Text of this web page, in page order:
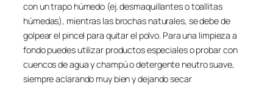
con un trapo húmedo (ej. desmaquillantes o toallitas
húmedas), mientras las brochas naturales, se debe de
golpear el pincel para quitar el polvo. Para una limpieza a
fondo puedes utilizar productos especiales o probar con
cuencos de agua y champú o detergente neutro suave,
siempre aclarando muy bien y dejando secar